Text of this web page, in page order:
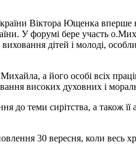
Віктора Ющенка вперше
У форумі бере участь
дітей і молоді,
а його особі всіх
високих духовних і
до теми сирітства, а також її
30 вересня, коли весь